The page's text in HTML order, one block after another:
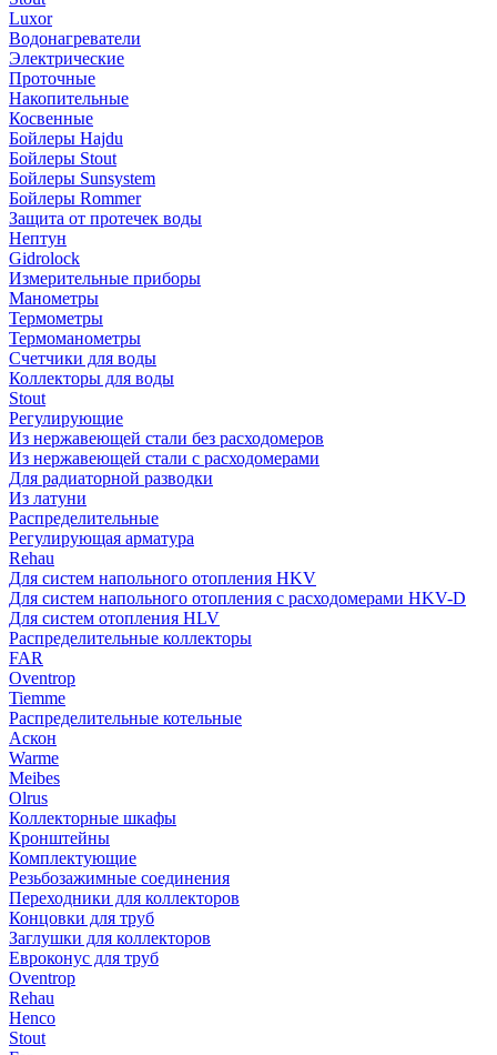
Luxor
Водонагреватели
Электрические
Проточные
Накопительные
Косвенные
Бойлеры Hajdu
Бойлеры Stout
Бойлеры Sunsystem
Бойлеры Rommer
Защита от протечек воды
Нептун
Gidrolock
Измерительные приборы
Манометры
Термометры
Термоманометры
Счетчики для воды
Коллекторы для воды
Stout
Регулирующие
Из нержавеющей стали без расходомеров
Из нержавеющей стали с расходомерами
Для радиаторной разводки
Из латуни
Распределительные
Регулирующая арматура
Rehau
Для систем напольного отопления HKV
Для систем напольного отопления с расходомерами HKV-D
Для систем отопления HLV
Распределительные коллекторы
FAR
Oventrop
Tiemme
Распределительные котельные
Аскон
Warme
Meibes
Olrus
Коллекторные шкафы
Кронштейны
Комплектующие
Резьбозажимные соединения
Переходники для коллекторов
Концовки для труб
Заглушки для коллекторов
Евроконус для труб
Oventrop
Rehau
Henco
Stout